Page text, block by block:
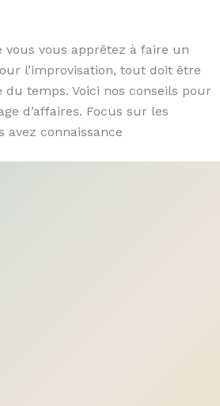
vous vous apprêtez à faire un
l’improvisation, tout doit être
du temps. Voici nos conseils pour
d’affaires. Focus sur les
connaissance